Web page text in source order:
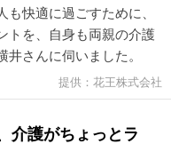
快適に過ごすために、
トを、自身も両親の介護
さんに伺いました。
提供：花王株式会社
介護がちょっとラ